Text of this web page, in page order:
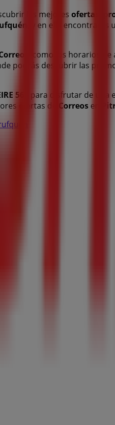
las mejores ofertas
, y en ella
, como los horarios
podrás descubrir las
560
para disfrutar de una
ofertas de Correos en